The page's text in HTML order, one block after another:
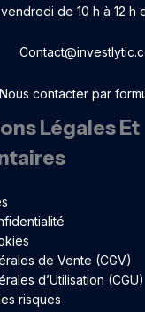
de 10 h à 12 h
Nous contacter par
Légales Et
de Vente (CGV)
d’Utilisation (CGU)
risques